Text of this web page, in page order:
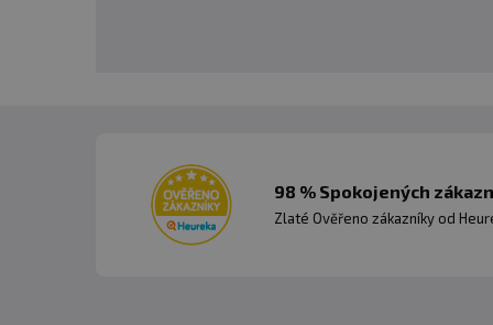
98 % Spokojených
Zlaté Ověřeno zákazníky od